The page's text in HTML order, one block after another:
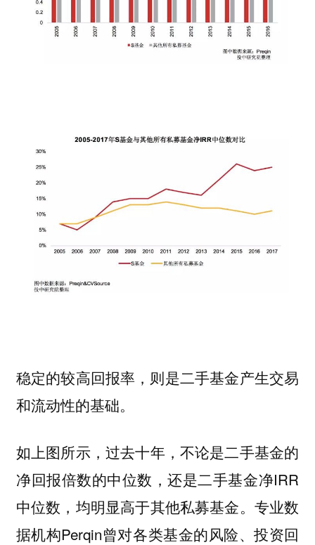
稳定的较高回报率，则是二手基金产生交易
和流动性的基础。
如上图所示， 过去十年，不论是二手基金的
净回报倍数的中位数，还是二手基金净IRR
中位数， 均明显高于其他私募基金。专业数
据机构Perqin曾对各类基金的风险、投资回